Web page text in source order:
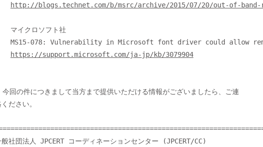
http://blogs.technet.com/b/msrc/archive/2015/07/20/out-of-
https://support.microsoft.com/ja-jp/kb/3079904
ださい。
般社団法人 JPCERT コーディネーションセンター (JPCERT/CC)